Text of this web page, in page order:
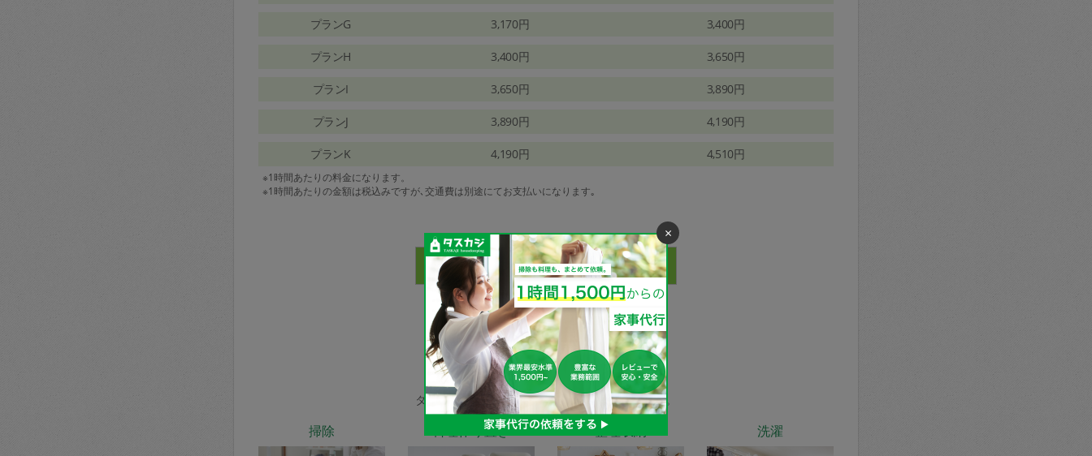
プランG 3,170円 3,400円
プランH 3,400円 3,650円
プランI 3,650円 3,890円
プランJ 3,890円 4,190円
プランK 4,190円 4,510円
※1時間あたりの料金になります。
※1時間あたりの金額は税込みですが､交通費は別途にてお支払いになります｡
家事代行サービスの種類
タスカジで依頼できるサービスは下記となります。
掃除 料理作り置き 整理収納 洗濯
×